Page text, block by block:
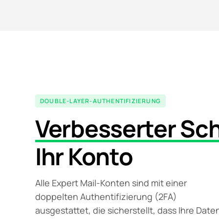
DOUBLE-LAYER-AUTHENTIFIZIERUNG
Verbesserter
Ihr Konto
Alle Expert Mail-Konten sind mit einer
doppelten Authentifizierung (2FA)
ausgestattet, die sicherstellt, dass Ihre